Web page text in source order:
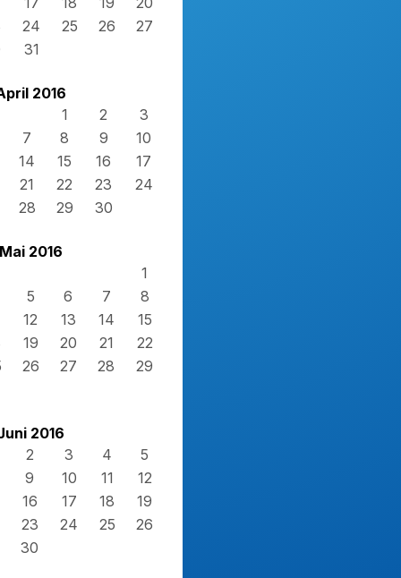
24 25 26
27
31
2016
1
2
3
7
8 9
10
14
15 16
17
21
22 23
24
28
29 30
2016
1
5
6 7
8
12
13 14
15
19 20 21
22
26 27 28 29
2016
2
3 4
5
9
10 11
12
16
17 18
19
23
24 25
26
30